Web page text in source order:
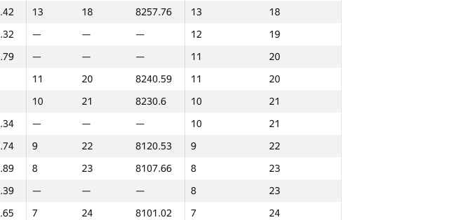
13 18 8257.76 13
18
— — — 12
19
— — — 11
20
11 20 8240.59 11
20
10 21 8230.6 10
21
— — — 10
21
9 22 8120.53 9
22
8 23 8107.66 8
23
— — — 8
23
7 24 8101.02 7
24
40 6 8645.73 80
6
75 2 8729.43 75
2
12 19 8256.02 72
3
45 5 8647.48 69
5
60 3 8715.58 60
3
26 10 8509.99 58
8
29 9 8556.48 55
9
— — — 36
7
0 99 6590.6 29
9
18 14 8363.93 27
14